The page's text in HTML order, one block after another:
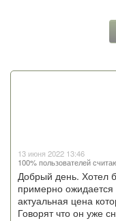
13 июня 2022 13:46
100% пользователей
Добрый день. Хотел
примерно ожидается
актуальная цена
Говорят что он уже